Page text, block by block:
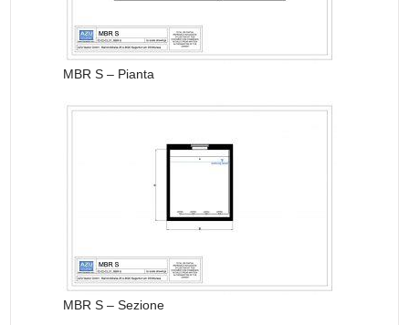
MBR S – Pianta
MBR S – Sezione